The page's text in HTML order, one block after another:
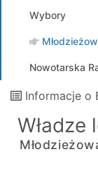
Wybory
Nowotarska
Informacje o
Władze